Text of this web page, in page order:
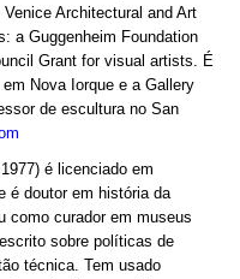
Venice Architectural and Art
a Guggenheim Foundation
Grant for visual artists. É
Nova Iorque e a Gallery
de escultura no San
é licenciado em
é doutor em história da
como curador em museus
sobre políticas de
técnica. Tem usado